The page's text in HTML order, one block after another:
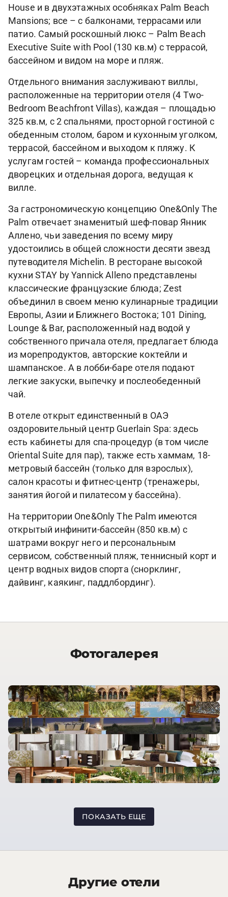
House и в двухэтажных особняках Palm Beach
Mansions; все – с балконами, террасами или
патио. Самый роскошный люкс – Palm Beach
Executive Suite with Pool (130 кв.м) с террасой,
бассейном и видом на море и пляж.
Отдельного внимания заслуживают виллы,
расположенные на территории отеля (4 Two-
Bedroom Beachfront Villas), каждая – площадью
325 кв.м, с 2 спальнями, просторной гостиной с
обеденным столом, баром и кухонным уголком,
террасой, бассейном и выходом к пляжу. К
услугам гостей – команда профессиональных
дворецких и отдельная дорога, ведущая к
вилле.
За гастрономическую концепцию One&Only The
Palm отвечает знаменитый шеф-повар Янник
Аллено, чьи заведения по всему миру
удостоились в общей сложности десяти звезд
путеводителя Michelin. В ресторане высокой
кухни STAY by Yannick Alleno представлены
классические французские блюда; Zest
объединил в своем меню кулинарные традиции
Европы, Азии и Ближнего Востока; 101 Dining,
Lounge & Bar, расположенный над водой у
собственного причала отеля, предлагает блюда
из морепродуктов, авторские коктейли и
шампанское. А в лобби-баре отеля подают
легкие закуски, выпечку и послеобеденный
чай.
В отеле открыт единственный в ОАЭ
оздоровительный центр Guerlain Spa: здесь
есть кабинеты для спа-процедур (в том числе
Oriental Suite для пар), также есть хаммам, 18-
метровый бассейн (только для взрослых),
салон красоты и фитнес-центр (тренажеры,
занятия йогой и пилатесом у бассейна).
На территории One&Only The Palm имеются
открытый инфинити-бассейн (850 кв.м) с
шатрами вокруг него и персональным
сервисом, собственный пляж, теннисный корт и
центр водных видов спорта (снорклинг,
дайвинг, каякинг, паддлбординг).
Фотогалерея
ПОКАЗАТЬ ЕЩЕ
Другие отели